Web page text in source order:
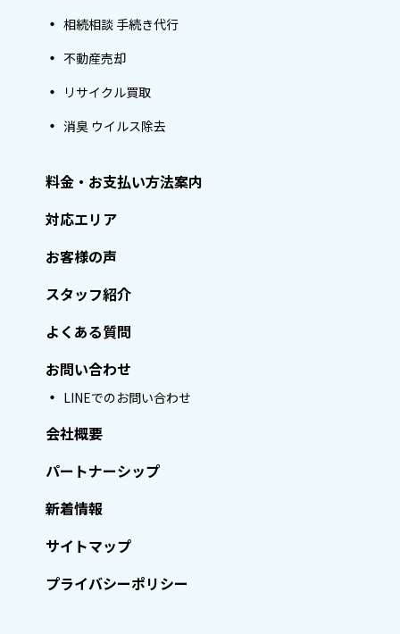
相続相談 手続き代行
不動産売却
リサイクル買取
消臭 ウイルス除去
料金・お支払い方法案内
対応エリア
お客様の声
スタッフ紹介
よくある質問
お問い合わせ
LINEでのお問い合わせ
会社概要
パートナーシップ
新着情報
サイトマップ
プライバシーポリシー